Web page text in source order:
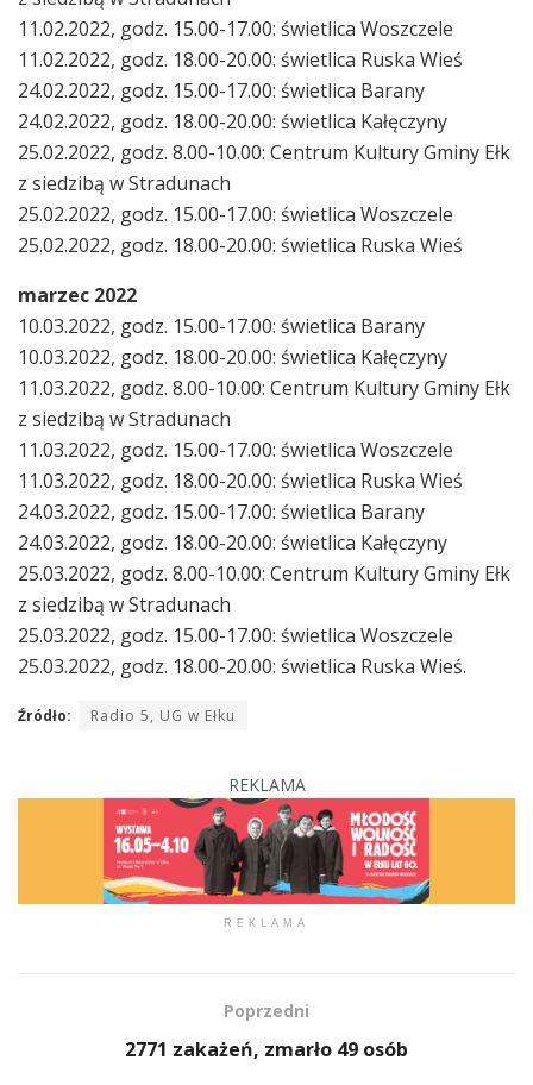
11.02.2022, godz. 15.00-17.00: świetlica Woszczele
11.02.2022, godz. 18.00-20.00: świetlica Ruska Wieś
24.02.2022, godz. 15.00-17.00: świetlica Barany
24.02.2022, godz. 18.00-20.00: świetlica Kałęczyny
25.02.2022, godz. 8.00-10.00: Centrum Kultury Gminy Ełk
z siedzibą w Stradunach
25.02.2022, godz. 15.00-17.00: świetlica Woszczele
25.02.2022, godz. 18.00-20.00: świetlica Ruska Wieś
marzec 2022
10.03.2022, godz. 15.00-17.00: świetlica Barany
10.03.2022, godz. 18.00-20.00: świetlica Kałęczyny
11.03.2022, godz. 8.00-10.00: Centrum Kultury Gminy Ełk
z siedzibą w Stradunach
11.03.2022, godz. 15.00-17.00: świetlica Woszczele
11.03.2022, godz. 18.00-20.00: świetlica Ruska Wieś
24.03.2022, godz. 15.00-17.00: świetlica Barany
24.03.2022, godz. 18.00-20.00: świetlica Kałęczyny
25.03.2022, godz. 8.00-10.00: Centrum Kultury Gminy Ełk
z siedzibą w Stradunach
25.03.2022, godz. 15.00-17.00: świetlica Woszczele
25.03.2022, godz. 18.00-20.00: świetlica Ruska Wieś.
Źródło: Radio 5, UG w Ełku
REKLAMA
REKLAMA
Poprzedni
2771 zakażeń, zmarło 49 osób